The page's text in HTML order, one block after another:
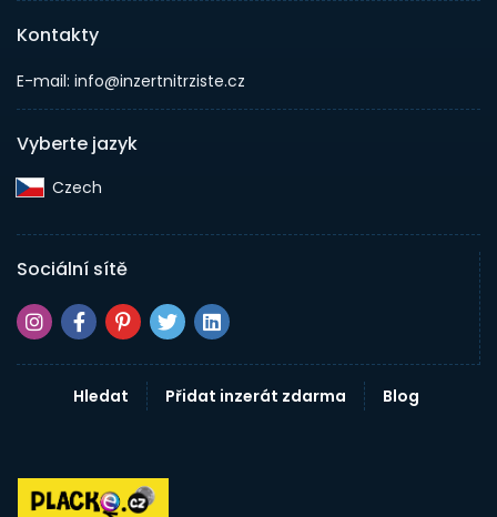
Kontakty
E-mail: info@inzertnitrziste.cz
Vyberte jazyk
Czech‎
Sociální sítě
Hledat Přidat inzerát zdarma Blog